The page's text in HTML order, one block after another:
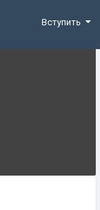
Вступить